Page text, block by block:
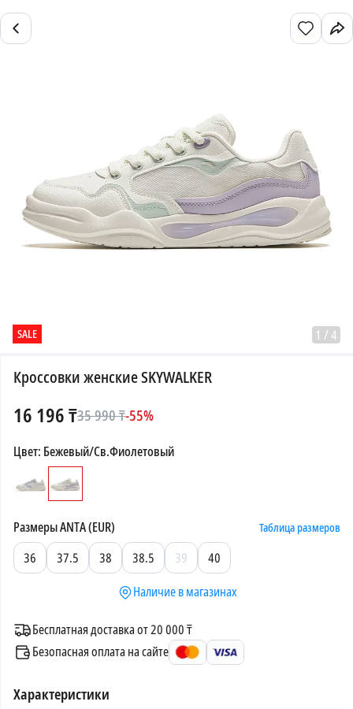
SALE 1 / 4
Кроссовки женские SKYWALKER
16 196₸35 990₸-55%
Цвет: Бежевый/Св.Фиолетовый
РазмерыANTA (EUR) Таблица размеров
36 37.5 38 38.5 39
40
Наличие в магазинах
Бесплатная доставка от 20 000 ₸
Безопасная оплата на сайте
Характеристики